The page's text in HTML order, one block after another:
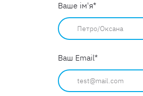
Ваше ім'я*
Ваш Email*